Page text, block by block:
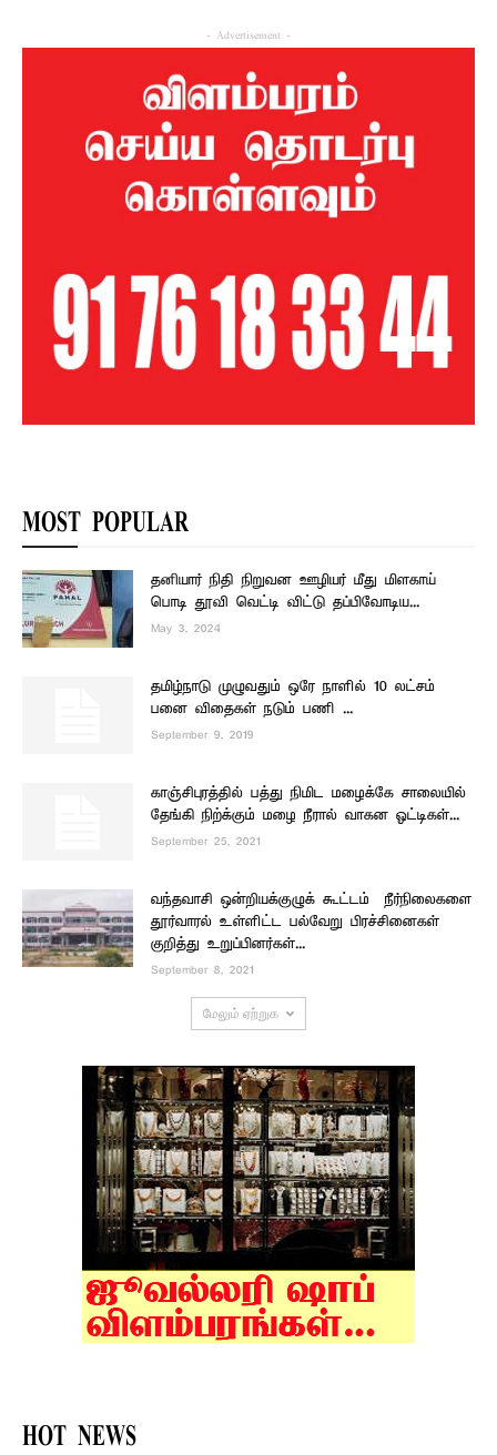
- Advertisement -
MOST POPULAR
தனியார் நிதி நிறுவன ஊழியர் மீது மிளகாய்
பொடி தூவி வெட்டி விட்டு தப்பிவோடிய...
May 3, 2024
தமிழ்நாடு முழுவதும் ஒரே நாளில் 10 லட்சம்
பனை விதைகள் நடும் பணி –...
September 9, 2019
காஞ்சிபுரத்தில் பத்து நிமிட மழைக்கே சாலையில்
தேங்கி நிற்க்கும் மழை நீரால் வாகன ஓட்டிகள்...
September 25, 2021
வந்தவாசி ஒன்றியக்குழுக் கூட்டம் – நீர்நிலைகளை
தூர்வாரல் உள்ளிட்ட பல்வேறு பிரச்சினைகள்
குறித்து உறுப்பினர்கள்...
September 8, 2021
மேலும் ஏற்றுக
HOT NEWS